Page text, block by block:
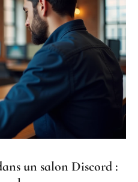
un salon Discord :